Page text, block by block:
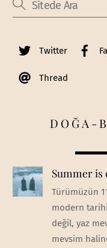
Twitter
Thread
DOĞA-
Summer is
Türümüzün
modern
değil, yaz
mevsim